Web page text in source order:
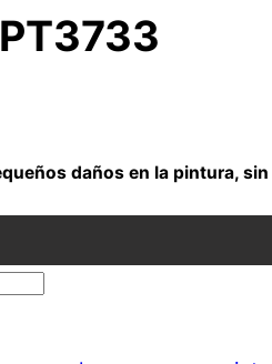
daños en la pintura,